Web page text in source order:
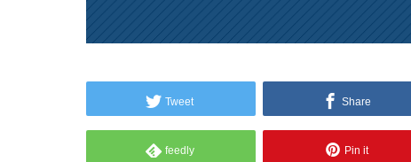
Tweet Share
feedly Pin it